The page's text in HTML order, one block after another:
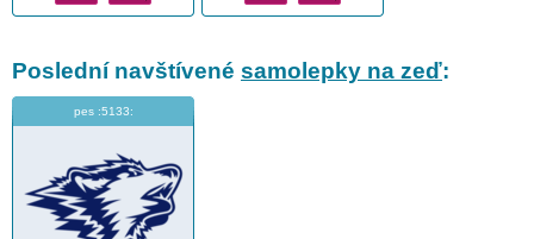
Poslední navštívené samolepky na zeď:
pes :5133: